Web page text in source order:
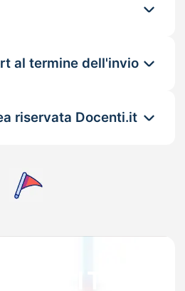
al termine dell'invio
riservata Docenti.it